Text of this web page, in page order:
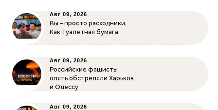
Авг 09, 2026
Вы – просто расходники.
Как туалетная бумага
Авг 09, 2026
Российские фашисты
опять обстреляли Харьков
и Одессу
Авг 09, 2026